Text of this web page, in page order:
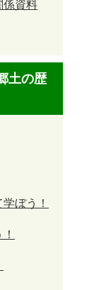
係資料
土の歴
ぼう！